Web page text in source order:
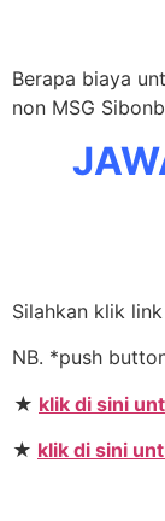
Berapa biaya
non MSG
Silahkan klik
NB. *push
★ klik di sini
★ klik di sini